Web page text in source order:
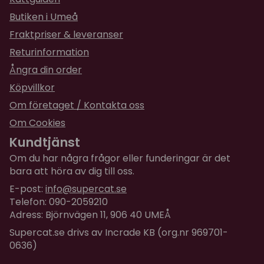
Butiken i Umeå
Fraktpriser & leveranser
Returinformation
Ångra din order
Köpvillkor
Om företaget / Kontakta oss
Om Cookies
Kundtjänst
Om du har några frågor eller funderingar är det
bara att höra av dig till oss.
E-post: info@supercat.se
Telefon: 090-2059210
Adress: Björnvägen 11, 906 40 UMEÅ
Supercat.se drivs av Incrade KB (org.nr 969701-
0636)